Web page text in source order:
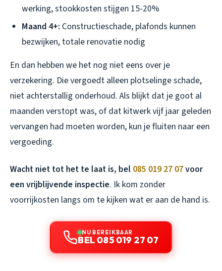
werking, stookkosten stijgen 15-20%
Maand 4+: Constructieschade, plafonds kunnen
bezwijken, totale renovatie nodig
En dan hebben we het nog niet eens over je
verzekering. Die vergoedt alleen plotselinge schade,
niet achterstallig onderhoud. Als blijkt dat je goot al
maanden verstopt was, of dat kitwerk vijf jaar geleden
vervangen had moeten worden, kun je fluiten naar een
vergoeding.
Wacht niet tot het te laat is, bel 085 019 27 07voor
een vrijblijvende inspectie. Ik kom zonder
voorrijkosten langs om te kijken wat er aan de hand is.
NU BEREIKBAAR
BEL 085 019 27 07